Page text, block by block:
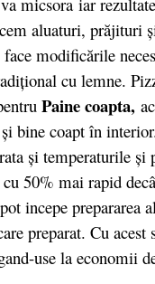
aluaturi, prăjituri
face modificările
cu lemne.
Paine coapta,
bine coapt în
şi temperaturile
50% mai rapid
incepe prepararea
preparat. Cu
use la economii